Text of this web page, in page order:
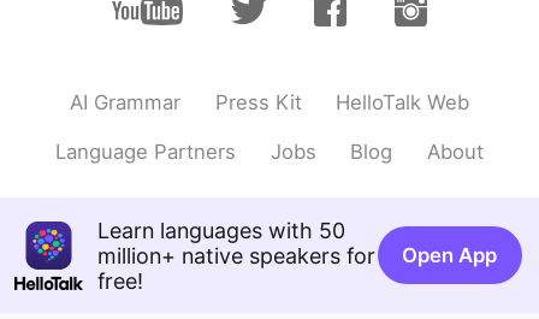
These days studying in preparation for
鲁鲁V 2019.04.17 10:29
Sophia 2019.04.17 10:24
CN
AI Grammar Press Kit HelloTalk Web
Language Partners Jobs Blog About
Learn languages with 50
million+ native speakers for
free!
Open App